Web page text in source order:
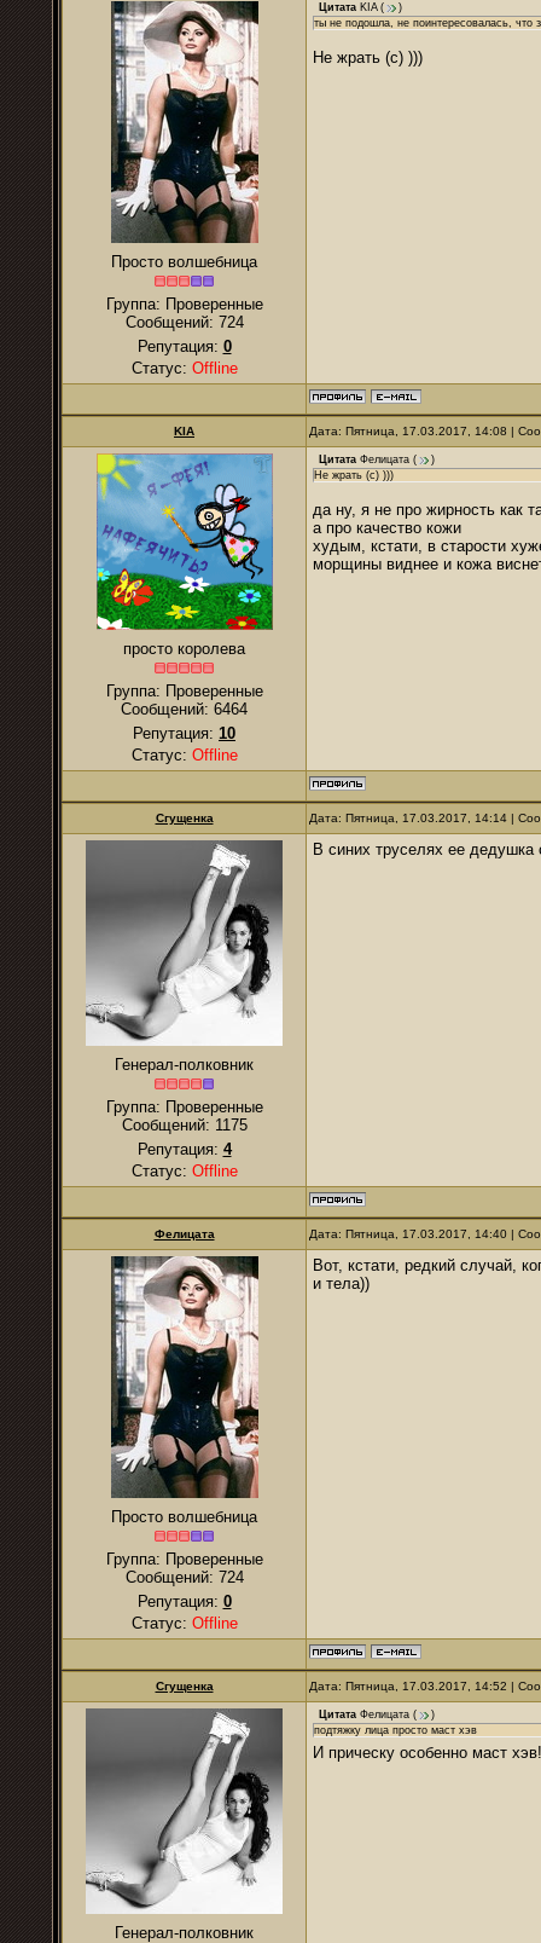
Просто волшебница
Группа: Проверенные
Сообщений: 724
Репутация: 0
Статус: Offline
Цитата KIA(
)
ты не подошла, не поинтересовалась, что
Не жрать (с) )))
KIA Дата: Пятница, 17.03.2017, 14:08 |
просто королева
Группа: Проверенные
Сообщений: 6464
Репутация: 10
Статус: Offline
Цитата Фелицата (
)
Не жрать (с) )))
да ну, я не про жирность как
а про качество кожи
худым, кстати, в старости
морщины виднее и кожа
Сгущенка Дата: Пятница, 17.03.2017, 14:14 |
Генерал-полковник
Группа: Проверенные
Сообщений: 1175
Репутация: 4
Статус: Offline
В синих труселях ее дедушка
Фелицата Дата: Пятница, 17.03.2017, 14:40 |
Просто волшебница
Группа: Проверенные
Сообщений: 724
Репутация: 0
Статус: Offline
Вот, кстати, редкий случай,
и тела))
Сгущенка Дата: Пятница, 17.03.2017, 14:52 |
Генерал-полковник
Цитата Фелицата (
)
подтяжку лица просто маст хэв
И прическу особенно маст